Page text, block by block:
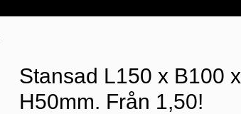
Stansad L150 x B100 x
H50mm. Från 1,50!